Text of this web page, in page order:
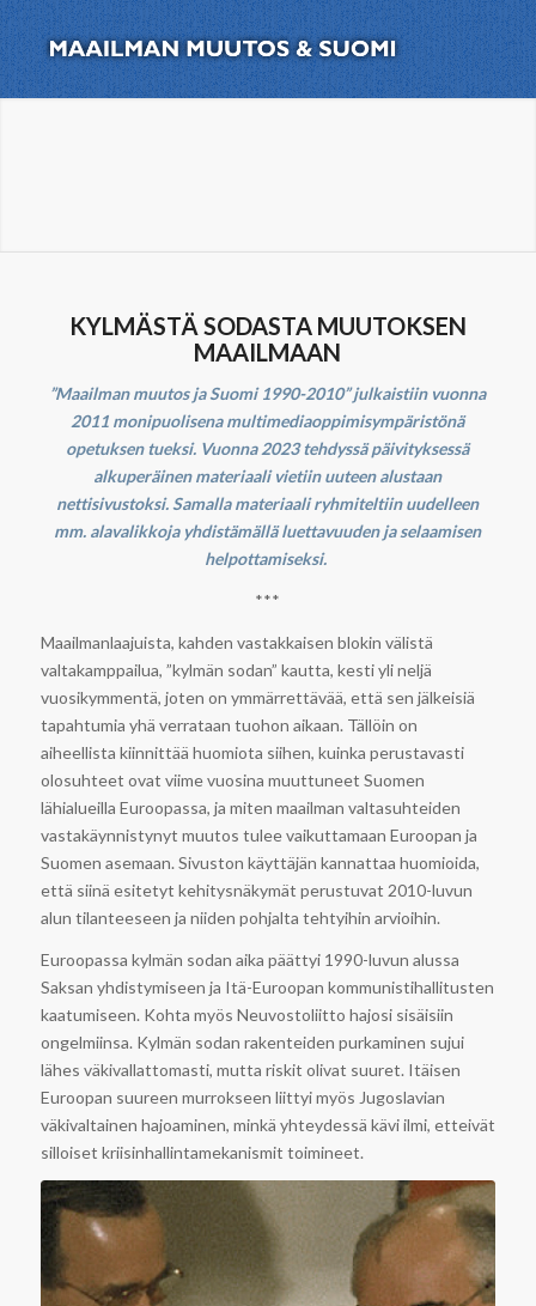
KYLMÄSTÄ SODASTA MUUTOKSEN
MAAILMAAN
”Maailman muutos ja Suomi 1990-2010” julkaistiin vuonna
2011 monipuolisena multimediaoppimisympäristönä
opetuksen tueksi. Vuonna 2023 tehdyssä päivityksessä
alkuperäinen materiaali vietiin uuteen alustaan
nettisivustoksi. Samalla materiaali ryhmiteltiin uudelleen
mm. alavalikkoja yhdistämällä luettavuuden ja selaamisen
helpottamiseksi.
***
Maailmanlaajuista, kahden vastakkaisen blokin välistä
valtakamppailua, ”kylmän sodan” kautta, kesti yli neljä
vuosikymmentä, joten on ymmärrettävää, että sen jälkeisiä
tapahtumia yhä verrataan tuohon aikaan. Tällöin on
aiheellista kiinnittää huomiota siihen, kuinka perustavasti
olosuhteet ovat viime vuosina muuttuneet Suomen
lähialueilla Euroopassa, ja miten maailman valtasuhteiden
vastakäynnistynyt muutos tulee vaikuttamaan Euroopan ja
Suomen asemaan. Sivuston käyttäjän kannattaa huomioida,
että siinä esitetyt kehitysnäkymät perustuvat 2010-luvun
alun tilanteeseen ja niiden pohjalta tehtyihin arvioihin.
Euroopassa kylmän sodan aika päättyi 1990-luvun alussa
Saksan yhdistymiseen ja Itä-Euroopan kommunistihallitusten
kaatumiseen. Kohta myös Neuvostoliitto hajosi sisäisiin
ongelmiinsa. Kylmän sodan rakenteiden purkaminen sujui
lähes väkivallattomasti, mutta riskit olivat suuret. Itäisen
Euroopan suureen murrokseen liittyi myös Jugoslavian
väkivaltainen hajoaminen, minkä yhteydessä kävi ilmi, etteivät
silloiset kriisinhallintamekanismit toimineet.